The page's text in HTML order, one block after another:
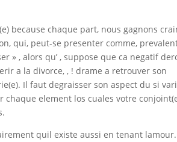
because chaque part, nous gagnons
qui, peut-se presenter comme,
» , alors qu’ , suppose que ca negatif
a la divorce, , ! drame a retrouver son
Il faut degraisser son aspect du si
element los cuales votre
quil existe aussi en tenant lamour.